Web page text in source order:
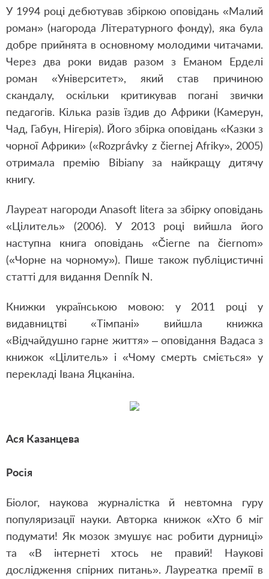
У 1994 році дебютував збiркою оповiдань «Малий
роман» (нагорода Лiтературного фонду), яка була
добре прийнята в основному молодими читачами.
Через два роки видав разом з Еманом Ерделі
роман «Університет», який став причиною
скандалу, оскільки критикував погані звички
педагогів. Кiлька разiв їздив до Африки (Камерун,
Чад, Габун, Нiгерiя). Його збірка оповідань «Казки з
чорної Африки» («Rozprávky z čiernej Afriky», 2005)
отримала премію Bibiany за найкращу дитячу
книгу.
Лауреат нагороди Anasoft litera за збiрку оповiдань
«Цiлитель» (2006). У 2013 році вийшла його
наступна книга оповідань «Čierne na čiernom»
(«Чорне на чорному»). Пише також публіцистичні
статті для видання Denník N.
Книжки українською мовою: у 2011 році у
видавництві «Тімпані» вийшла книжка
«Відчайдушно гарне життя» – оповідання Вадаса з
книжок «Цiлитель» і «Чому смерть сміється» у
перекладі Івана Яцканіна.
Ася Казанцева
Росія
Біолог, наукова журналістка й невтомна гуру
популяризації науки. Авторка книжок «Хто б міг
подумати! Як мозок змушує нас робити дурниці»
та «В інтернеті хтось не правий! Наукові
дослідження спірних питань». Лауреатка премії в